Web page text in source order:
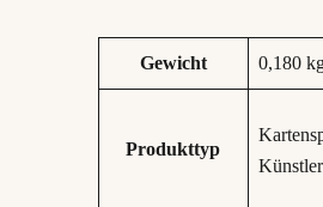
Eigenschaften Wert
Gewicht 0,180
Produkttyp